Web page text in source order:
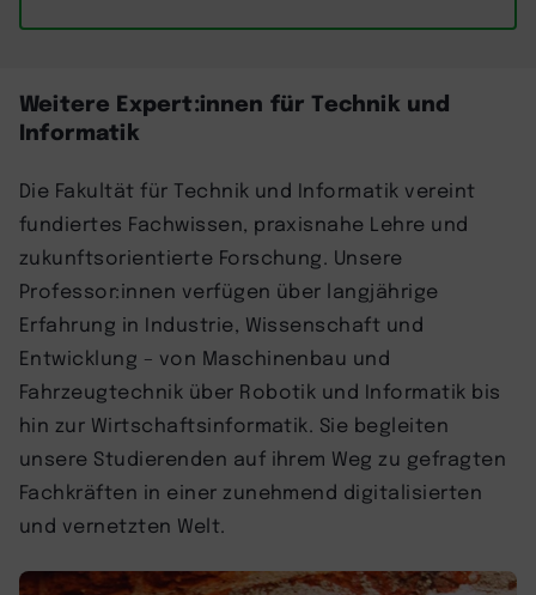
Weitere Expert:innen für Technik und
Informatik
Die Fakultät für Technik und Informatik vereint
fundiertes Fachwissen, praxisnahe Lehre und
zukunftsorientierte Forschung. Unsere
Professor:innen verfügen über langjährige
Erfahrung in Industrie, Wissenschaft und
Entwicklung – von Maschinenbau und
Fahrzeugtechnik über Robotik und Informatik bis
hin zur Wirtschaftsinformatik. Sie begleiten
unsere Studierenden auf ihrem Weg zu gefragten
Fachkräften in einer zunehmend digitalisierten
und vernetzten Welt.